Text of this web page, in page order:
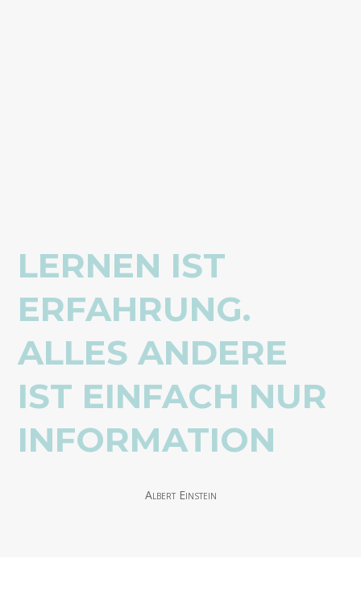
LERNEN IST
ERFAHRUNG.
ALLES ANDERE
IST EINFACH NUR
INFORMATION
Albert Einstein